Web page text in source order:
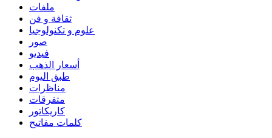
ملفات
ثقافة و فن
علوم و تكنولوجيا
صور
فيديو
أسعار الذهب
طبق اليوم
مناظرات
متفرقات
كاريكاتور
كلمات مفاتيح